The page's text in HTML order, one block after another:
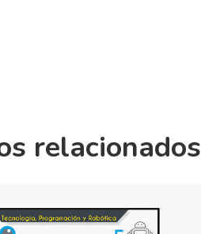
relacionados